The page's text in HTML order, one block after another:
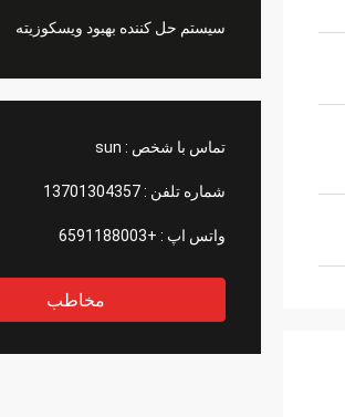
سیستم حل کننده بهبود ویسکوزیته
تماس با شخص : sun
شماره تلفن :13701304357
واتس اپ : +6591188003
مخاطب